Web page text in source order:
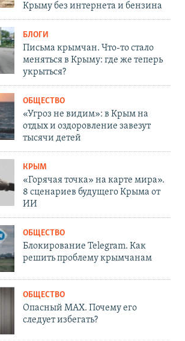
Крыму без интернета и бензина
БЛОГИ
Письма крымчан. Что-то стало
меняться в Крыму: где же теперь
укрыться?
ОБЩЕСТВО
«Угроз не видим»: в Крым на
отдых и оздоровление завезут
тысячи детей
КРЫМ
«Горячая точка» на карте мира».
8 сценариев будущего Крыма от
ИИ
ОБЩЕСТВО
Блокирование Telegram. Как
решить проблему крымчанам
ОБЩЕСТВО
Опасный MAX. Почему его
следует избегать?